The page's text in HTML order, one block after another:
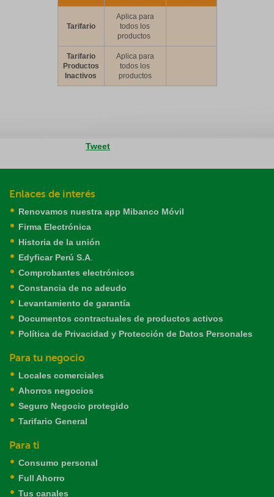
Tarifario
Aplica para
todos los
productos
Tarifario
Productos
Inactivos
Aplica para
todos los
productos
Tweet
Enlaces de interés
Renovamos nuestra app Mibanco Móvil
Firma Electrónica
Historia de la unión
Edyficar Perú S.A
Comprobantes electrónicos
Constancia de no adeudo
Levantamiento de garantía
Documentos contractuales de productos activos
Política de Privacidad y Protección de Datos Personales
Para tu negocio
Locales comerciales
Ahorros negocios
Seguro Negocio protegido
Tarifario General
Para ti
Consumo personal
Full Ahorro
Tus canales